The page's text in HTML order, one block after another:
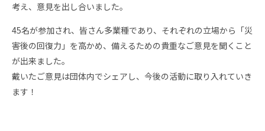
考え、意見を出し合いました。
45名が参加され、皆さん多業種であり、それぞれの立場から「災
害後の回復力」を高かめ、備えるための貴重なご意見を聞くこと
が出来ました。
戴いたご意見は団体内でシェアし、今後の活動に取り入れていき
ます！